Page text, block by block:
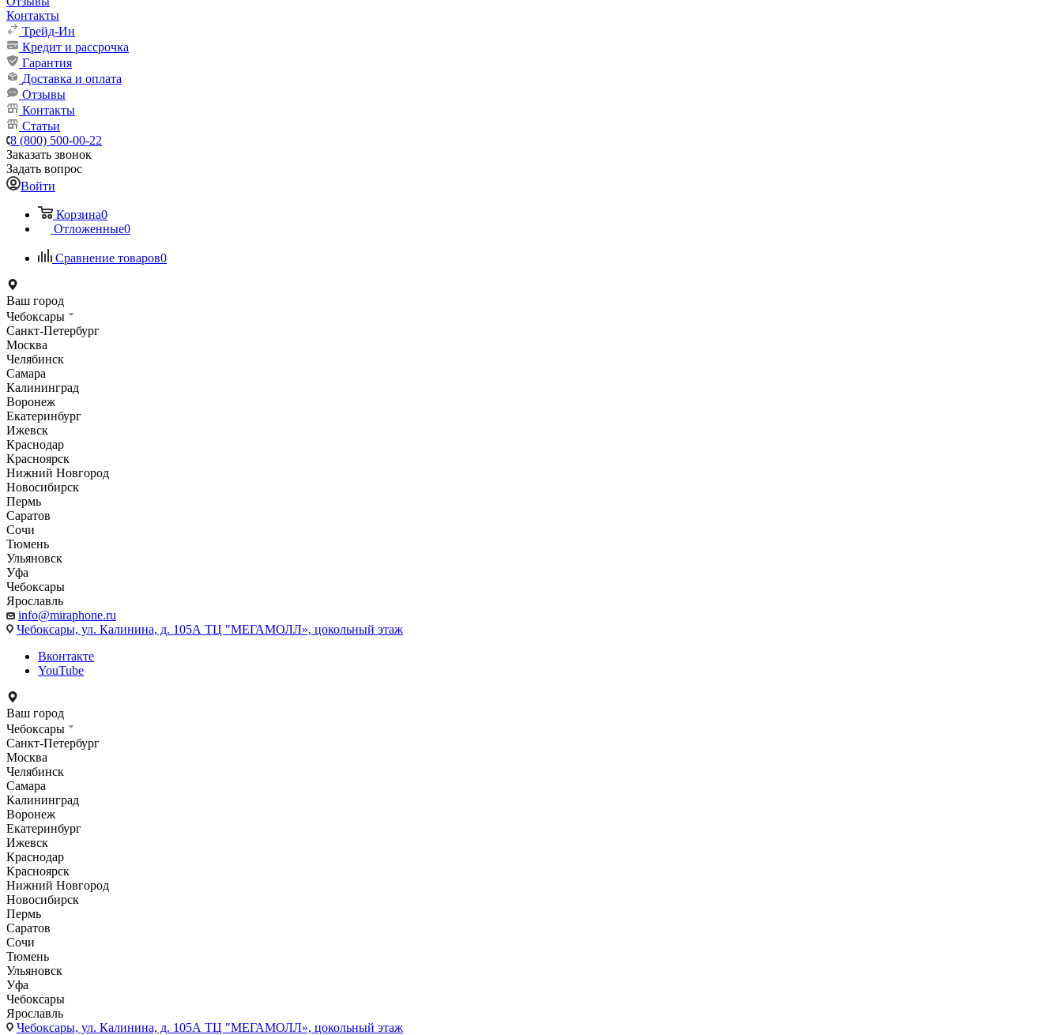
Контакты
Трейд-Ин
Кредит и рассрочка
Гарантия
Доставка и оплата
Отзывы
Контакты
Статьи
8 (800) 500-00-22
Заказать звонок
Задать вопрос
Войти
Корзина0
Отложенные0
Сравнение товаров0
Ваш город
Чебоксары
Санкт-Петербург
Москва
Челябинск
Самара
Калининград
Воронеж
Екатеринбург
Ижевск
Краснодар
Красноярск
Нижний Новгород
Новосибирск
Пермь
Саратов
Сочи
Тюмень
Ульяновск
Уфа
Чебоксары
Ярославль
info@miraphone.ru
Чебоксары, ул. Калинина, д. 105А ТЦ "МЕГАМОЛЛ», цокольный этаж
Вконтакте
YouTube
Ваш город
Чебоксары
Санкт-Петербург
Москва
Челябинск
Самара
Калининград
Воронеж
Екатеринбург
Ижевск
Краснодар
Красноярск
Нижний Новгород
Новосибирск
Пермь
Саратов
Сочи
Тюмень
Ульяновск
Уфа
Чебоксары
Ярославль
Чебоксары, ул. Калинина, д. 105А ТЦ "МЕГАМОЛЛ», цокольный этаж